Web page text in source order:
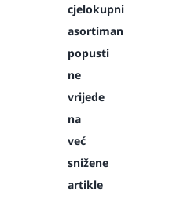
cjelokupni
asortiman
popusti
ne
vrijede
na
već
snižene
artikle